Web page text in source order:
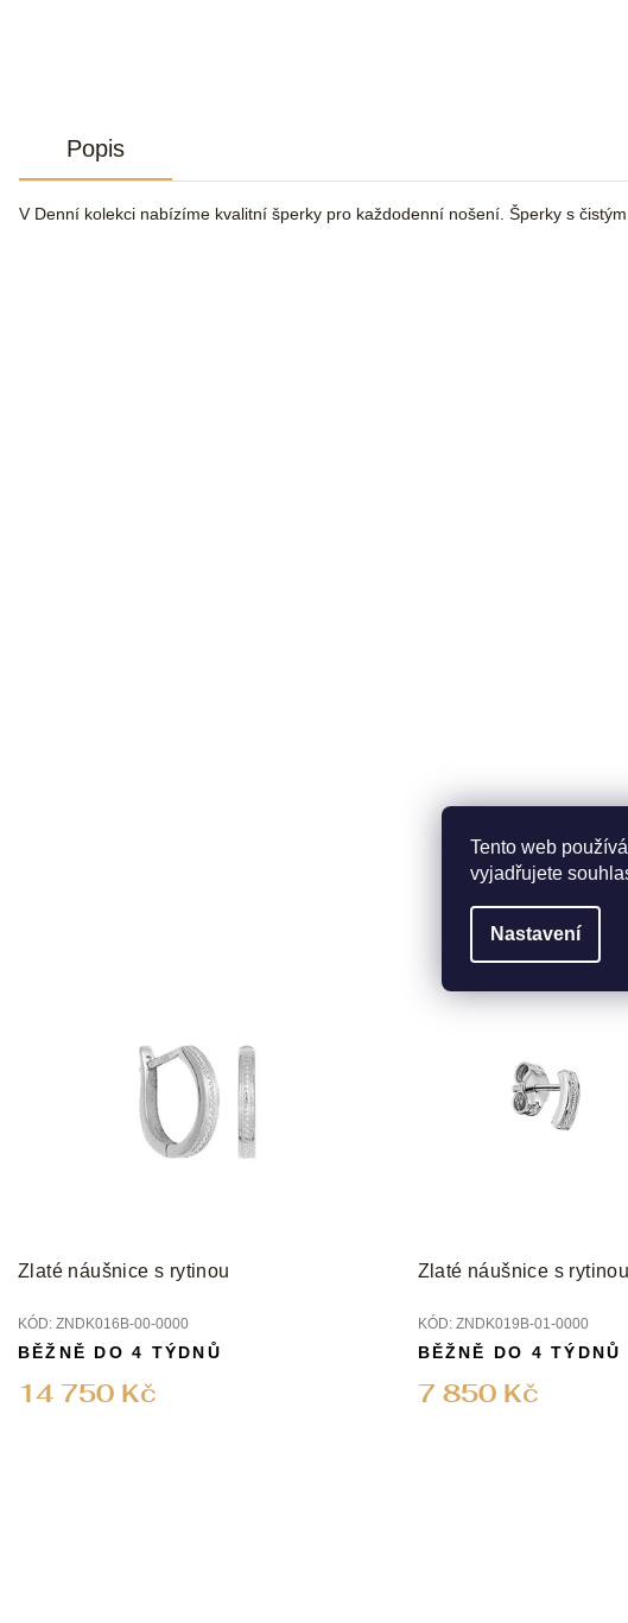
Tento web
vyjadřujete
Nastavení
Popis
V Denní kolekci nabízíme kvalitní šperky pro každodenní nošení. Šperky s
Zlaté náušnice s rytinou
KÓD: ZNDK016B-00-0000
14 750 Kč
BĚŽNĚ DO 4 TÝDNŮ
Zlaté náušnice s rytinou
KÓD: ZNDK019B-01-0000
7 850 Kč
BĚŽNĚ DO 4 TÝDNŮ